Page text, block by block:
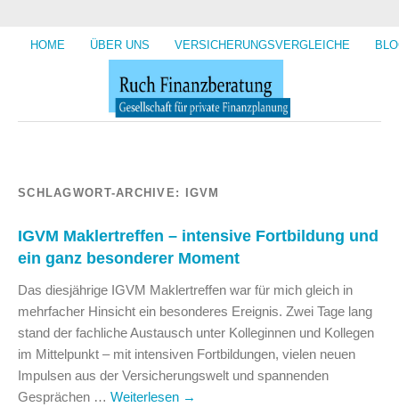
HOME ÜBER UNS VERSICHERUNGSVERGLEICHE
SCHLAGWORT-ARCHIVE: IGVM
IGVM Maklertreffen – intensive Fortbildung und
ein ganz besonderer Moment
Das diesjährige IGVM Maklertreffen war für mich gleich in
mehrfacher Hinsicht ein besonderes Ereignis. Zwei Tage lang
stand der fachliche Austausch unter Kolleginnen und Kollegen
im Mittelpunkt – mit intensiven Fortbildungen, vielen neuen
Impulsen aus der Versicherungswelt und spannenden
Gesprächen … Weiterlesen →